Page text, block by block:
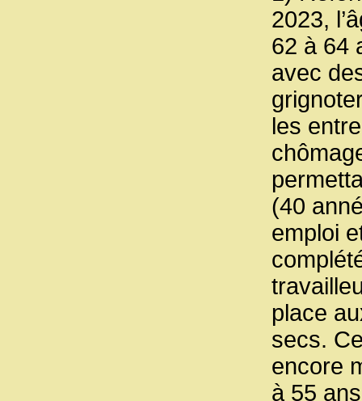
2023,
62 à 64
avec
les
(40
emploi
place
secs.
encore
à 55